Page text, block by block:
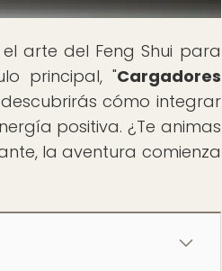
arte del Feng Shui para
principal, "Cargadores
descubrirás cómo integrar
positiva. ¿Te animas
la aventura comienza